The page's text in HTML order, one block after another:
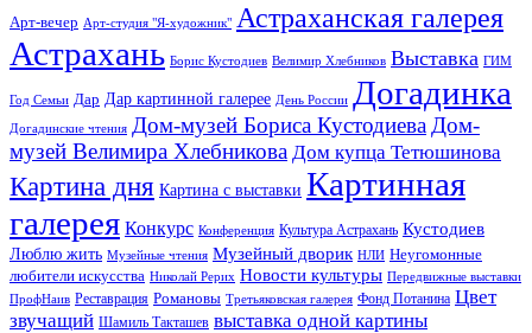
Арт-вечер Арт-студия "Я-художник" Астраханская галерея
Астрахань Борис Кустодиев Велимир Хлебников Выставка ГИМ
Год Семьи Дар Дар картинной галерее День России Догадинка
Догадинские чтения Дом-музей Бориса Кустодиева Дом-
музей Велимира Хлебникова Дом купца Тетюшинова
Картина дня Картина с выставки Картинная
галерея Конкурс Конференция Культура Астрахань Кустодиев
Люблю жить Музейные чтения Музейный дворик НЛИ Неугомонные
любители искусства Николай Рерих Новости культуры Передвижные выставки
ПрофНаив Реставрация Романовы Третьяковская галерея Фонд Потанина Цвет
звучащий Шамиль Такташев выставка одной картины